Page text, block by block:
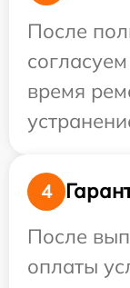
После
время
4
После
оплаты